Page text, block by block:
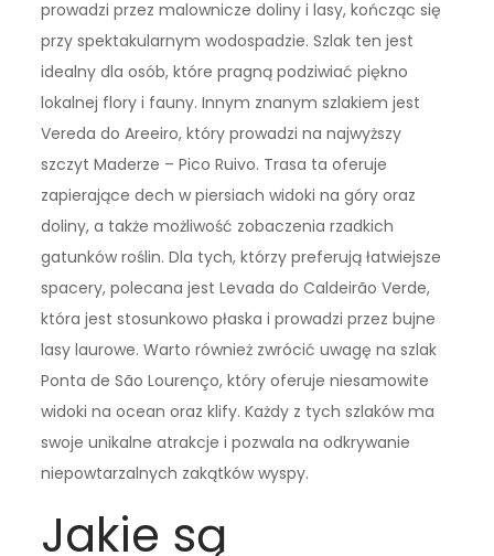
prowadzi przez malownicze doliny i lasy, kończąc się
przy spektakularnym wodospadzie. Szlak ten jest
idealny dla osób, które pragną podziwiać piękno
lokalnej flory i fauny. Innym znanym szlakiem jest
Vereda do Areeiro, który prowadzi na najwyższy
szczyt Maderze – Pico Ruivo. Trasa ta oferuje
zapierające dech w piersiach widoki na góry oraz
doliny, a także możliwość zobaczenia rzadkich
gatunków roślin. Dla tych, którzy preferują łatwiejsze
spacery, polecana jest Levada do Caldeirão Verde,
która jest stosunkowo płaska i prowadzi przez bujne
lasy laurowe. Warto również zwrócić uwagę na szlak
Ponta de São Lourenço, który oferuje niesamowite
widoki na ocean oraz klify. Każdy z tych szlaków ma
swoje unikalne atrakcje i pozwala na odkrywanie
niepowtarzalnych zakątków wyspy.
Jakie są